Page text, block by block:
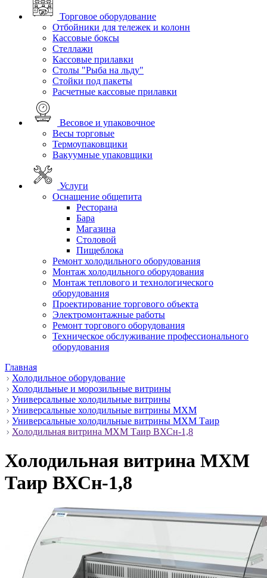
Торговое оборудование
Отбойники для тележек и колонн
Кассовые боксы
Стеллажи
Кассовые прилавки
Столы "Рыба на льду"
Стойки под пакеты
Расчетные кассовые прилавки
Весовое и упаковочное
Весы торговые
Термоупаковщики
Вакуумные упаковщики
Услуги
Оснащение общепита
Ресторана
Бара
Магазина
Столовой
Пищеблока
Ремонт холодильного оборудования
Монтаж холодильного оборудования
Монтаж теплового и технологического
оборудования
Проектирование торгового объекта
Электромонтажные работы
Ремонт торгового оборудования
Техническое обслуживание профессионального
оборудования
Главная
Холодильное оборудование
Холодильные и морозильные витрины
Универсальные холодильные витрины
Универсальные холодильные витрины МХМ
Универсальные холодильные витрины МХМ Таир
Холодильная витрина МХМ Таир ВХСн-1,8
Холодильная витрина МХМ
Таир ВХСн-1,8